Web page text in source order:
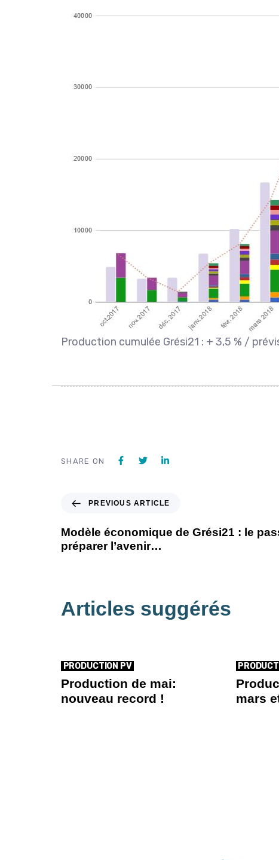
Production cumulée Grési21 : + 3,5 % /
SHARE ON
PREVIOUS ARTICLE
Modèle économique de Grési21 : le
préparer l’avenir…
Articles suggérés
PRODUCTION PV
Production de mai:
nouveau record !
mars